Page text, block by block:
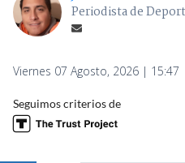
Periodista de
Viernes 07 Agosto, 2026 | 15:47
Seguimos criterios de